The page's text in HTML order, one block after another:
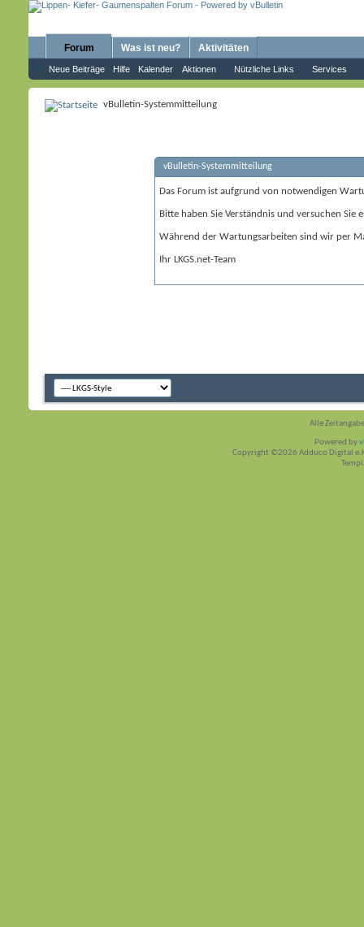
Forum
Neue Beiträge Hilfe Kalender Aktionen Nützliche Links Services
Was ist neu? Aktivitäten
vBulletin-Systemmitteilung
vBulletin-Systemmitteilung
Das Forum ist aufgrund von notwendigen
Bitte haben Sie Verständnis und versuchen Sie
Während der Wartungsarbeiten sind wir per
Ihr LKGS.net-Team
Alle
Powered by
Copyright ©2026 Adduco Digital